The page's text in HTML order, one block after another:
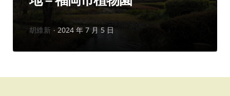
作
胡維新 2024 年 7 月 5 日